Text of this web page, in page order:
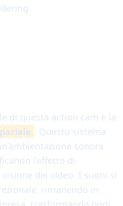
di questa action cam è la
. Questo sistema
sonora
l’effetto di
dei video. I suoni si
rimanendo in